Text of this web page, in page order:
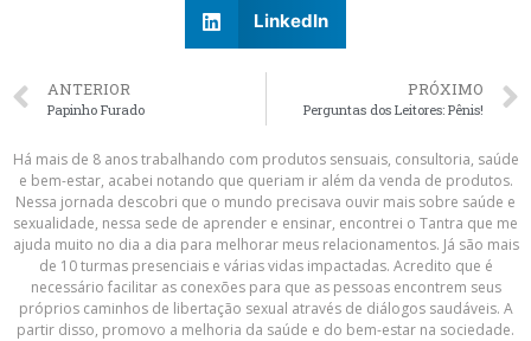
LinkedIn
ANTERIOR
Papinho Furado
PRÓXIMO
Perguntas dos Leitores: Pênis!
Há mais de 8 anos trabalhando com produtos sensuais, consultoria, saúde
e bem-estar, acabei notando que queriam ir além da venda de produtos.
Nessa jornada descobri que o mundo precisava ouvir mais sobre saúde e
sexualidade, nessa sede de aprender e ensinar, encontrei o Tantra que me
ajuda muito no dia a dia para melhorar meus relacionamentos. Já são mais
de 10 turmas presenciais e várias vidas impactadas. Acredito que é
necessário facilitar as conexões para que as pessoas encontrem seus
próprios caminhos de libertação sexual através de diálogos saudáveis. A
partir disso, promovo a melhoria da saúde e do bem-estar na sociedade.